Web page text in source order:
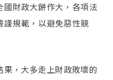
國財政大餅作大，各項法
規範，以避免惡性競
，大多走上財政敗壞的